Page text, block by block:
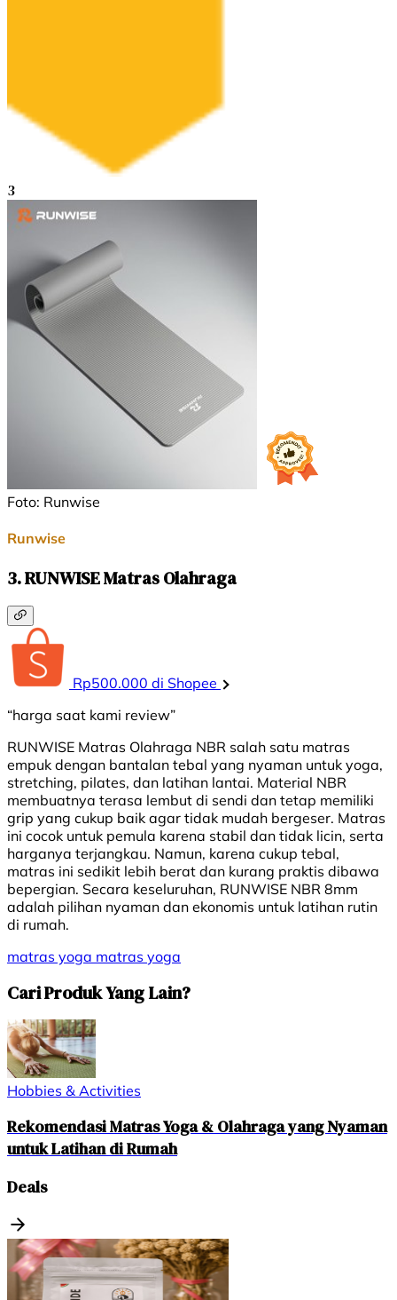
3
Foto: Runwise
Runwise
3. RUNWISE Matras Olahraga
Rp500.000 di Shopee
“harga saat kami review”
RUNWISE Matras Olahraga NBR salah satu matras
empuk dengan bantalan tebal yang nyaman untuk yoga,
stretching, pilates, dan latihan lantai. Material NBR
membuatnya terasa lembut di sendi dan tetap memiliki
grip yang cukup baik agar tidak mudah bergeser. Matras
ini cocok untuk pemula karena stabil dan tidak licin, serta
harganya terjangkau. Namun, karena cukup tebal,
matras ini sedikit lebih berat dan kurang praktis dibawa
bepergian. Secara keseluruhan, RUNWISE NBR 8mm
adalah pilihan nyaman dan ekonomis untuk latihan rutin
di rumah.
matras yoga matras yoga
Cari Produk Yang Lain?
Hobbies & Activities
Rekomendasi Matras Yoga & Olahraga yang Nyaman
untuk Latihan di Rumah
Deals